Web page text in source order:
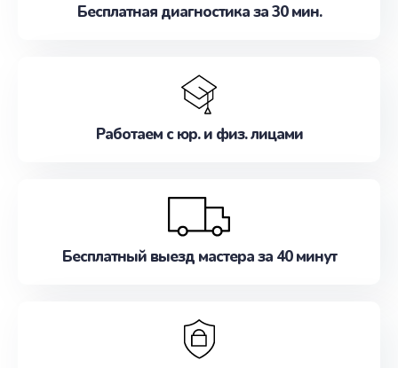
Бесплатная диагностика за 30 мин.
Работаем с юр. и физ. лицами
Бесплатный выезд мастера за 40 минут